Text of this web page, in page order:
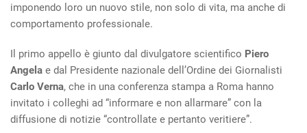
imponendo loro un nuovo stile, non solo di vita, ma anche di
comportamento professionale.
Il primo appello è giunto dal divulgatore scientifico Piero
Angela e dal Presidente nazionale dell’Ordine dei Giornalisti
Carlo Verna, che in una conferenza stampa a Roma hanno
invitato i colleghi ad “informare e non allarmare” con la
diffusione di notizie “controllate e pertanto veritiere”.